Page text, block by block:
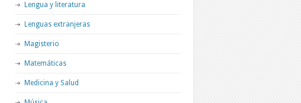
Lengua y literatura
Lenguas extranjeras
Magisterio
Matemáticas
Medicina y Salud